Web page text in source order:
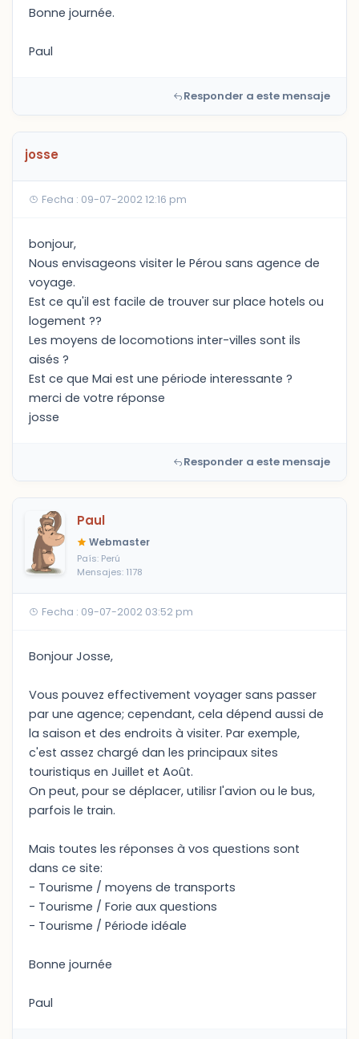
Bonne journée.
Paul
Responder a este mensaje
josse
Fecha : 09-07-2002 12:16 pm
bonjour,
Nous envisageons visiter le Pérou sans agence de
voyage.
Est ce qu'il est facile de trouver sur place hotels ou
logement ??
Les moyens de locomotions inter-villes sont ils
aisés ?
Est ce que Mai est une période interessante ?
merci de votre réponse
josse
Responder a este mensaje
Paul
Webmaster
País: Perú
Mensajes: 1178
Fecha : 09-07-2002 03:52 pm
Bonjour Josse,
Vous pouvez effectivement voyager sans passer
par une agence; cependant, cela dépend aussi de
la saison et des endroits à visiter. Par exemple,
c'est assez chargé dan les principaux sites
touristiqus en Juillet et Août.
On peut, pour se déplacer, utilisr l'avion ou le bus,
parfois le train.
Mais toutes les réponses à vos questions sont
dans ce site:
- Tourisme / moyens de transports
- Tourisme / Forie aux questions
- Tourisme / Période idéale
Bonne journée
Paul